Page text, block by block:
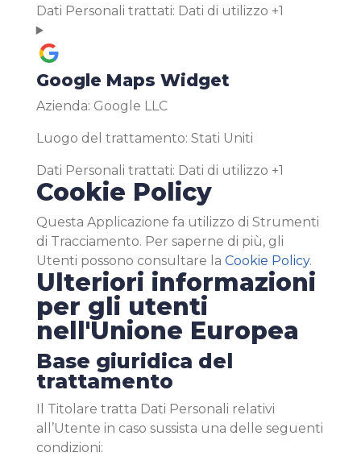
Dati Personali trattati: Dati di utilizzo +1
Google Maps Widget
Azienda: Google LLC
Luogo del trattamento: Stati Uniti
Dati Personali trattati: Dati di utilizzo +1
Cookie Policy
Questa Applicazione fa utilizzo di Strumenti
di Tracciamento. Per saperne di più, gli
Utenti possono consultare la Cookie Policy.
Ulteriori informazioni
per gli utenti
nell'Unione Europea
Base giuridica del
trattamento
Il Titolare tratta Dati Personali relativi
all’Utente in caso sussista una delle seguenti
condizioni: